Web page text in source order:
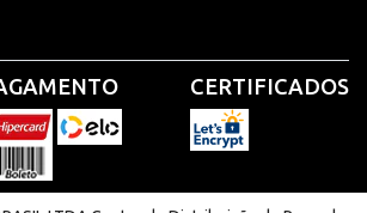
CERTIFICADOS